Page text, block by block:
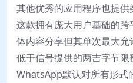
其他优秀的应用程序也提
这款拥有庞大用户基础的
体内容分享但其单次最大
低于信号提供的两吉字节
WhatsApp默认对所有形式